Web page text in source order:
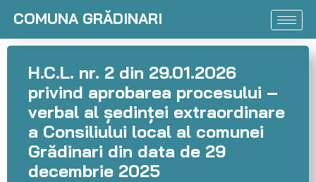
COMUNA GRĂDINARI
H.C.L. nr. 2 din 29.01.2026
privind aprobarea procesului –
verbal al şedinţei extraordinare
a Consiliului local al comunei
Grădinari din data de 29
decembrie 2025